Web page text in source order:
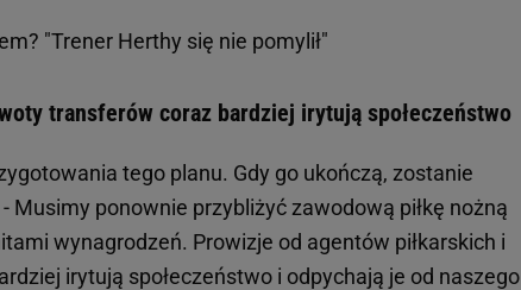
"Trener Herthy się nie pomylił"
transferów coraz bardziej irytują społeczeństwo
tego planu. Gdy go ukończą, zostanie
Musimy ponownie przybliżyć zawodową piłkę nożną
wynagrodzeń. Prowizje od agentów piłkarskich i
irytują społeczeństwo i odpychają je od naszego